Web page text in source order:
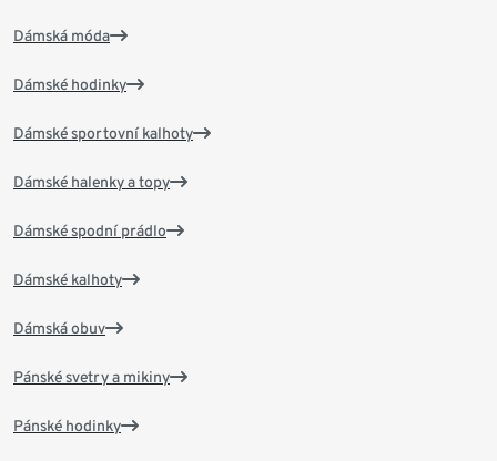
Dámská móda
Dámské hodinky
Dámské sportovní kalhoty
Dámské halenky a topy
Dámské spodní prádlo
Dámské kalhoty
Dámská obuv
Pánské svetry a mikiny
Pánské hodinky